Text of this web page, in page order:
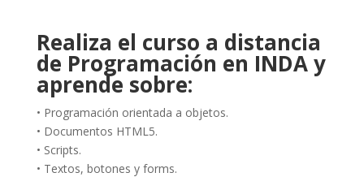
Realiza el curso a distancia
de Programación en INDA y
aprende sobre:
• Programación orientada a objetos.
• Documentos HTML5.
• Scripts.
• Textos, botones y forms.